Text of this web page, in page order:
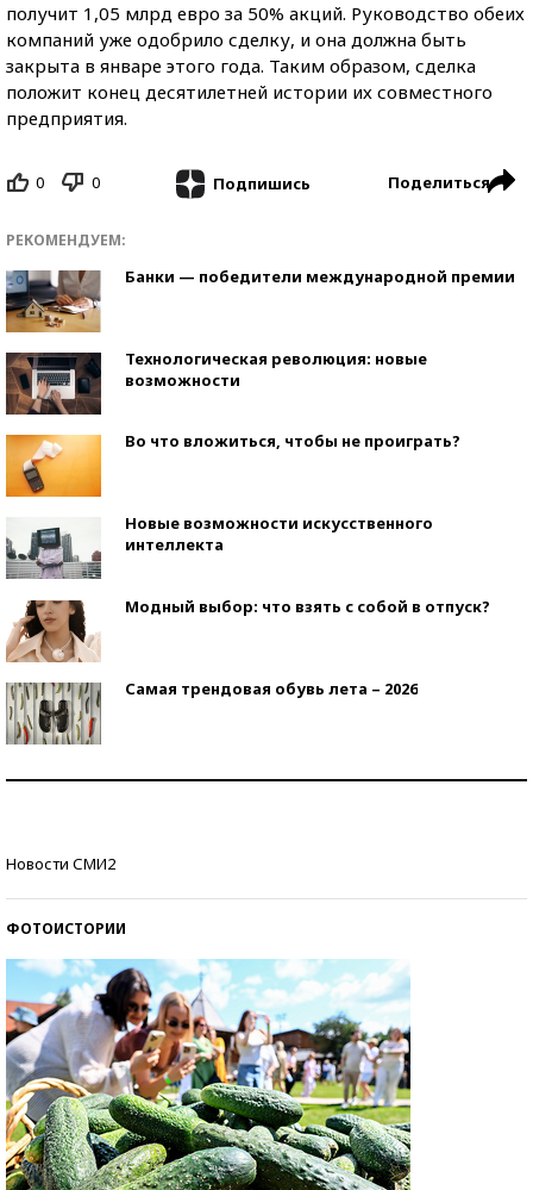
получит 1,05 млрд евро за 50% акций. Руководство обеих
компаний уже одобрило сделку, и она должна быть
закрыта в январе этого года. Таким образом, сделка
положит конец десятилетней истории их совместного
предприятия.
0 0 Подпишись Поделиться
РЕКОМЕНДУЕМ:
Банки — победители международной премии
Технологическая революция: новые
возможности
Во что вложиться, чтобы не проиграть?
Новые возможности искусственного
интеллекта
Модный выбор: что взять с собой в отпуск?
Самая трендовая обувь лета – 2026
Новости СМИ2
ФОТОИСТОРИИ